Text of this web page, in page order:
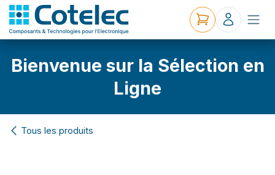
Bienvenue sur la Sélection en
Ligne
Tous les produits